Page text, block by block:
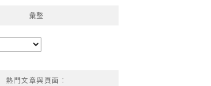
彙整
熱門文章與頁面︰